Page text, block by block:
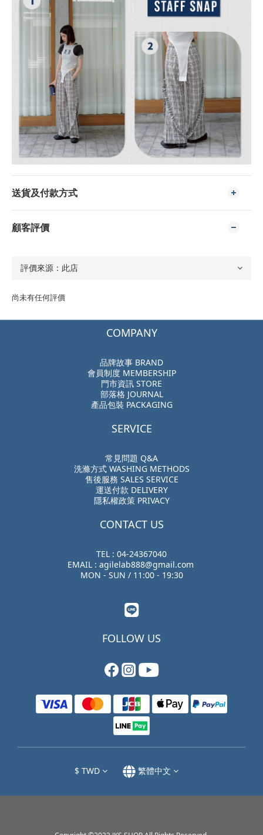
送貨及付款方式
顧客評價
尚未有任何評價
COMPANY
品牌故事 BRAND
會員制度 MEMBERSHIP
門市資訊 STORE
部落格 JOURNAL
產品包裝 PACKAGING
SERVICE
常見問題 Q&A
洗滌方式 WASHING METHODS
售後服務 SALES SERVICE
運送付款 DELIVERY
隱私權政策 PRIVACY
CONTACT US
TEL : 04-24367040
EMAIL : agilelab888@gmail.com
MON - SUN / 11:00 - 19:30
FOLLOW US
$ TWD 繁體中文